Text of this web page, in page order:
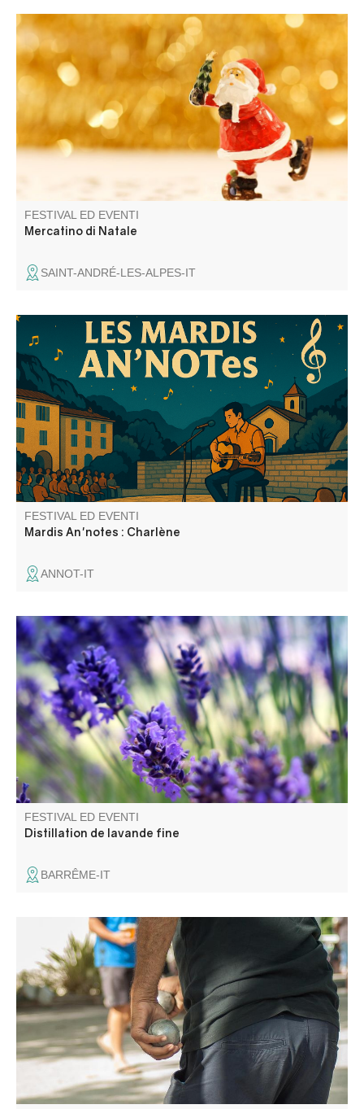
Venez découvrir de nombreux stands aux couleurs de
Noël et des gourmandises pour raviver vos papilles.
FESTIVAL ED EVENTI
Mercatino di Natale
SAINT-ANDRÉ-LES-ALPES-IT
Talent local et passionnée de musique, Charlène
interprète avec sensibilité et talent les plus belles
chansons de grandes artistes, notamment Céline Dion.
Elle propose un répertoire varié qui mêle émotion,
convivialité, énergie et bonne humeur.
FESTIVAL ED EVENTI
Mardis An'notes : Charlène
ANNOT-IT
L’association « Alambics » vous propose une
démonstration de distillation de lavande fine dans les
alambics à vapeur au cœur du jardin du musée
intercommunal de la Distillerie.
FESTIVAL ED EVENTI
Distillation de lavande fine
BARRÊME-IT
Concorso organizzato dal Comitato delle feste.